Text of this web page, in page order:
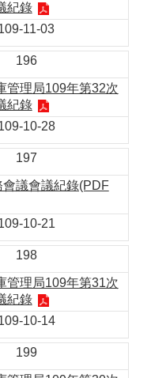
紀錄
11-03
196
管理局109年第32次
紀錄
10-28
197
議會議紀錄(PDF
10-21
198
管理局109年第31次
紀錄
10-14
199